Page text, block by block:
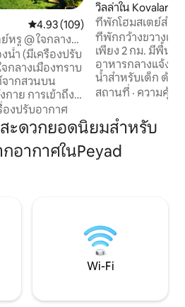
คะแนนเฉลี่ย 4.93 จาก 5, 109 รีวิว
4.93 (109)
หรู @ ใจกลาง
น้ำ (มีเครื่องปรับ
กลางเมืองทราบ
ากสวนบน
าย การเข้าถึง
ตความเร็วสูง
นตัว 5 ห้อง เมื่อ
1 ห้องผู้เข้าพัก 4
6 คนจะได้รับ 3
นขึ้นไปจะได้รับ
ซ์ พรไม์ / เคเบิล
ฟฟ้า
องปรับอากาศ
วิลล่าใน Kovalam
ที่พักโฮมสเตย์สำห
ใกล้หาดโควาลัม
ที่พักกว้างขวางแห่
เพียง 2 กม. มีพื้นที่
อาหารกลางแจ้งต้
น้ำสำหรับเด็ก ด้า
แสงสว่างเพียงพ
ห้องสวีทหลักมีอ่า
พักผ่อนที่ดีที่สุด ป
ตั้งอยู่ในทำเลที่สม
ถึงชายหาดและสถ
สถานที่ · ความคุ้ม
ะดวกยอดนิยมสำหรับ
อากาศในPeyad
Wi-Fi